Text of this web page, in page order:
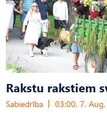
Rakstu rakstiem
Sabiedrība 03:00, 7.